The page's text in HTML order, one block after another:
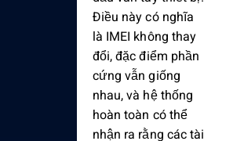
Điều này có nghĩa
là IMEI không thay
đổi, đặc điểm phần
cứng vẫn giống
nhau, và hệ thống
hoàn toàn có thể
nhận ra rằng các tài